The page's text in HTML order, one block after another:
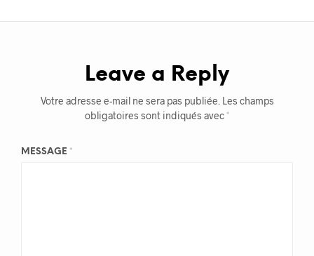
Leave a Reply
Votre adresse e-mail ne sera pas publiée. Les champs
obligatoires sont indiqués avec *
MESSAGE *